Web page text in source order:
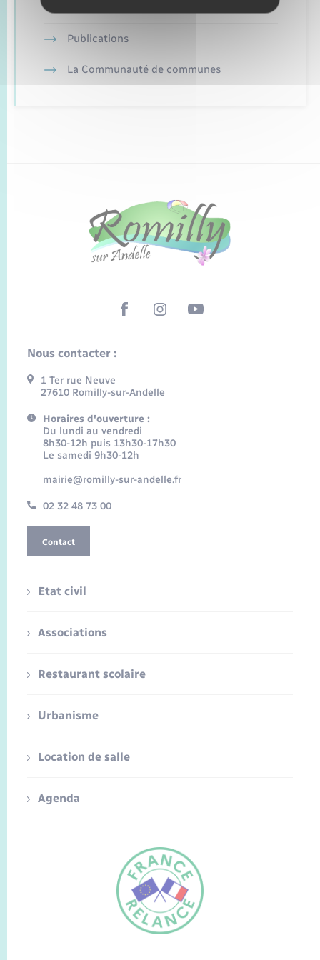
FR
Publications
La Communauté de communes
Nous contacter :
1 Ter rue Neuve
27610 Romilly-sur-Andelle
Horaires d'ouverture :
Du lundi au vendredi
8h30-12h puis 13h30-17h30
Le samedi 9h30-12h
mairie@romilly-sur-andelle.fr
02 32 48 73 00
Contact
Etat civil
Associations
Restaurant scolaire
Urbanisme
Location de salle
Agenda